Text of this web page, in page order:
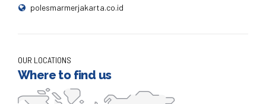
polesmarmerjakarta.co.id
OUR LOCATIONS
Where to find us